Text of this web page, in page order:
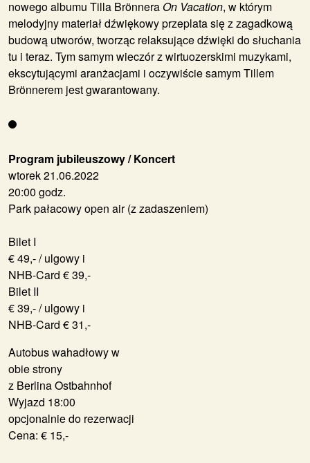
Program jubileuszowy / Koncert
wtorek 21.06.2022
20:00 godz.
Park pałacowy open air (z zadaszeniem)
Bilet I
€ 49,- / ulgowy i
NHB-Card € 39,-
Bilet II
€ 39,- / ulgowy i
NHB-Card € 31,-
Autobus wahadłowy w
obie strony
z Berlina Ostbahnhof
Wyjazd 18:00
opcjonalnie do rezerwacji
​​​​​​​Cena: € 15,-
nowego albumu Tilla BrönneraOn Vacation, w którym
melodyjny materiał dźwiękowy przeplata się z zagadkową
budową utworów, tworząc relaksujące dźwięki do słuchania
tu i teraz. Tym samym wieczór z wirtuozerskimi muzykami,
ekscytującymi aranżacjami i oczywiście samym Tillem
Brönnerem jest gwarantowany.